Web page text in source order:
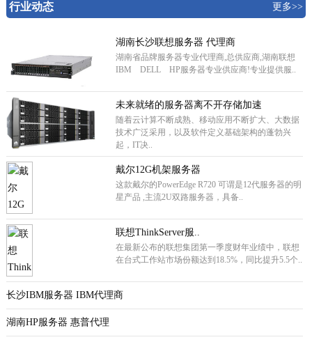
行业动态 更多>>
湖南长沙联想服务器 代理商
湖南省品牌服务器专业代理商,总供应商,湖南联想
IBM DELL HP服务器专业供应商!专业提供服..
未来就绪的服务器离不开存储加速
随着云计算不断成熟、移动应用不断扩大、大数据
技术广泛采用，以及软件定义基础架构的蓬勃兴
起，IT决..
戴尔12G机架服务器
这款戴尔的PowerEdge R720 可谓是12代服务器的明
星产品 ,主流2U双路服务器，具备..
联想ThinkServer服..
在最新公布的联想集团第一季度财年业绩中，联想
在台式工作站市场份额达到18.5%，同比提升5.5个..
长沙IBM服务器 IBM代理商
湖南HP服务器 惠普代理